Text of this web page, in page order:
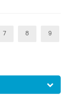
7 8 9